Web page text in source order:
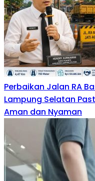
Perbaikan Jalan RA
Lampung Selatan
Aman dan Nyaman